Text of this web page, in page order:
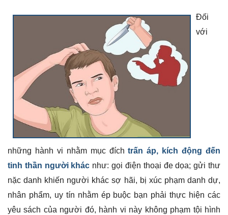
Đối
với
những hành vi nhằm mục đíchtrấn áp, kích động đến
tinh thần người khác như: gọi điện thoại đe dọa; gửi thư
nặc danh khiến người khác sợ hãi, bị xúc phạm danh dự,
nhân phẩm, uy tín nhằm ép buộc bạn phải thực hiện các
yêu sách của người đó, hành vi này không phạm tội hình